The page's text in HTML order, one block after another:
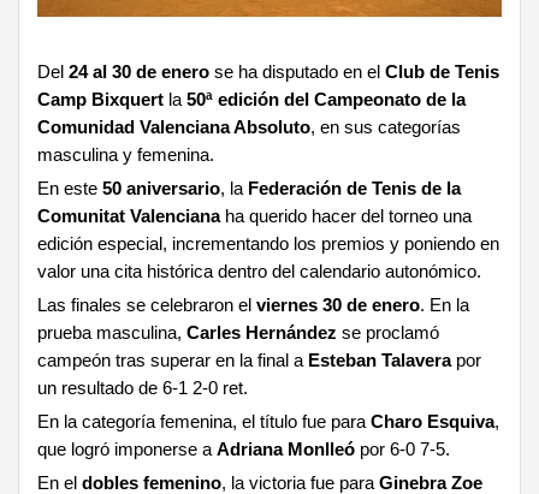
Del 24 al 30 de enero se ha disputado en el Club de Tenis
Camp Bixquert la 50ª edición del Campeonato de la
Comunidad Valenciana Absoluto, en sus categorías
masculina y femenina.
En este 50 aniversario, la Federación de Tenis de la
Comunitat Valencianaha querido hacer del torneo una
edición especial, incrementando los premios y poniendo en
valor una cita histórica dentro del calendario autonómico.
Las finales se celebraron el viernes 30 de enero. En la
prueba masculina, Carles Hernández se proclamó
campeón tras superar en la final a Esteban Talaverapor
un resultado de 6-1 2-0 ret.
En la categoría femenina, el título fue para Charo Esquiva,
que logró imponerse a Adriana Monlleó por 6-0 7-5.
En el dobles femenino, la victoria fue para Ginebra Zoe